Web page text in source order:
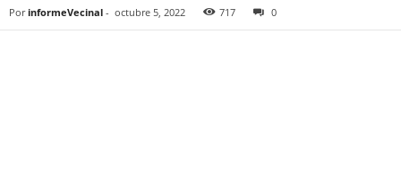
Por informeVecinal - octubre 5, 2022 717 0